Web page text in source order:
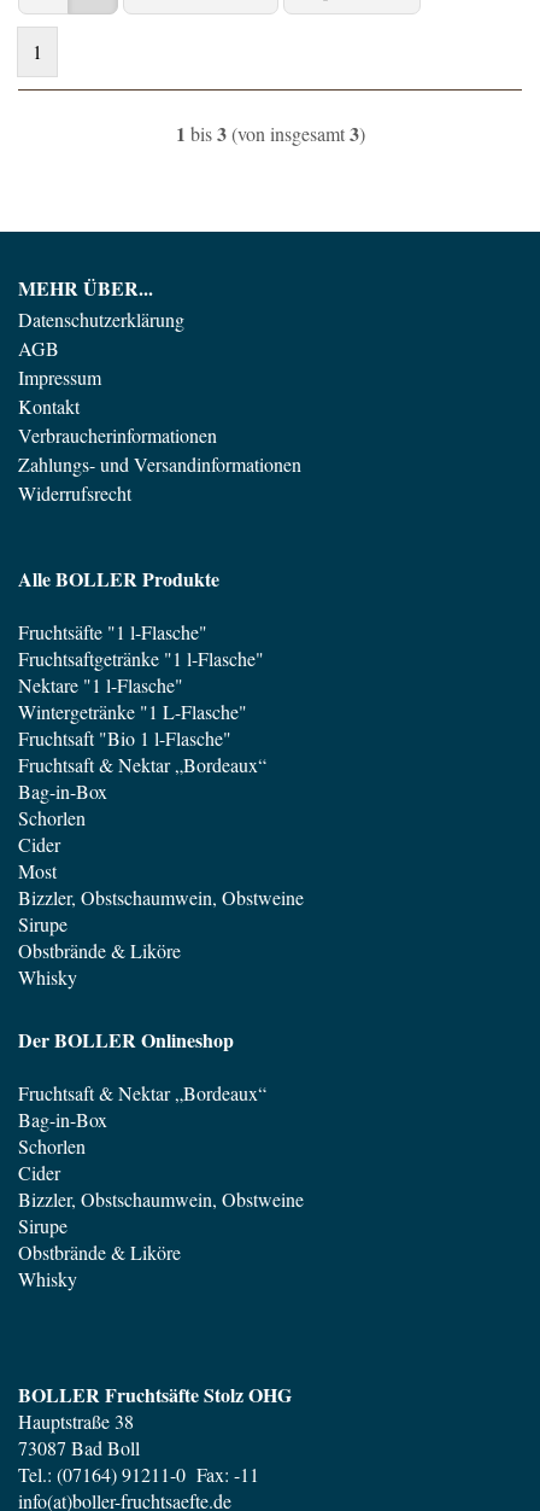
1
1 bis3(von insgesamt3)
MEHR ÜBER...
Datenschutzerklärung
AGB
Impressum
Kontakt
Verbraucherinformationen
Zahlungs- und Versandinformationen
Widerrufsrecht
Alle BOLLER Produkte
Fruchtsäfte "1 l-Flasche"
Fruchtsaftgetränke "1 l-Flasche"
Nektare "1 l-Flasche"
Wintergetränke "1 L-Flasche"
Fruchtsaft "Bio 1 l-Flasche"
Fruchtsaft & Nektar „Bordeaux“
Bag-in-Box
Schorlen
Cider
Most
Bizzler, Obstschaumwein, Obstweine
Sirupe
Obstbrände & Liköre
Whisky
Der BOLLER Onlineshop
Fruchtsaft & Nektar „Bordeaux“
Bag-in-Box
Schorlen
Cider
Bizzler, Obstschaumwein, Obstweine
Sirupe
Obstbrände & Liköre
Whisky
BOLLER Fruchtsäfte Stolz OHG
Hauptstraße 38
73087 Bad Boll
Tel.: (07164) 91211-0 Fax: -11
info(at)boller-fruchtsaefte.de